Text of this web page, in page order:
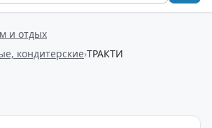
и отдых
кондитерские ТРАКТИ